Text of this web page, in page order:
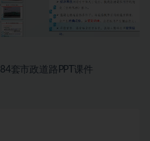
84套市政道路PPT课件